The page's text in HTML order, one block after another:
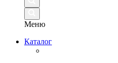
Меню
Каталог